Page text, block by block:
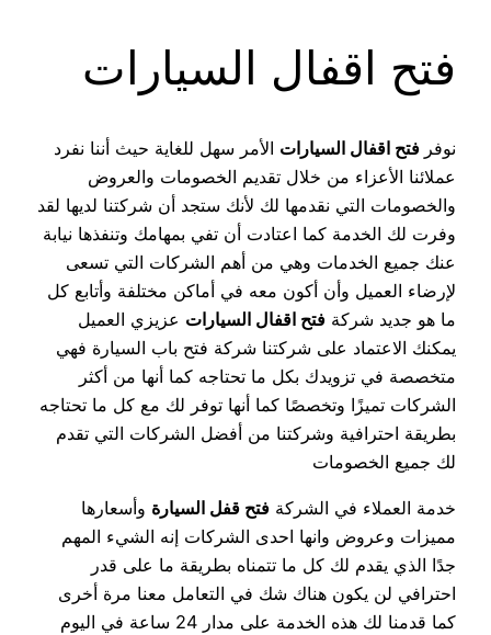
فتح اقفال السيارات
نوفر فتح اقفال السيارات الأمر سهل للغاية حيث أننا نفرد
عملائنا الأعزاء من خلال تقديم الخصومات والعروض
والخصومات التي نقدمها لك لأنك ستجد أن شركتنا لديها لقد
وفرت لك الخدمة كما اعتادت أن تفي بمهامك وتنفذها نيابة
عنك جميع الخدمات وهي من أهم الشركات التي تسعى
لإرضاء العميل وأن أكون معه في أماكن مختلفة وأتابع كل
ما هو جديد شركة فتح اقفال السيارات عزيزي العميل
يمكنك الاعتماد على شركتنا شركة فتح باب السيارة فهي
متخصصة في تزويدك بكل ما تحتاجه كما أنها من أكثر
الشركات تميزًا وتخصصًا كما أنها توفر لك مع كل ما تحتاجه
بطريقة احترافية وشركتنا من أفضل الشركات التي تقدم
لك جميع الخصومات
خدمة العملاء في الشركة فتح قفل السيارة وأسعارها
مميزات وعروض وانها احدى الشركات إنه الشيء المهم
جدًا الذي يقدم لك كل ما تتمناه بطريقة ما على قدر
احترافي لن يكون هناك شك في التعامل معنا مرة أخرى
كما قدمنا ​​لك هذه الخدمة على مدار 24 ساعة في اليوم